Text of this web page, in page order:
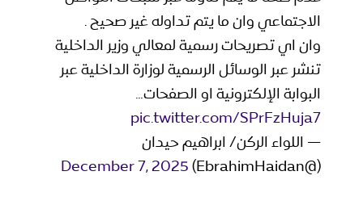
الاجتماعي وان ما يتم تداوله غير صحيح .
وان اي تصريحات رسمية لمعالي وزير الداخلية
تنشر عبر الوسائل الرسمية لوزارة الداخلية عبر
البوابة الإلكترونية او الصفحات…
pic.twitter.com/SPrFzHuja7
— اللواء الركن/ ابراهيم حيدان
(@EbrahimHaidan)
December 7, 2025